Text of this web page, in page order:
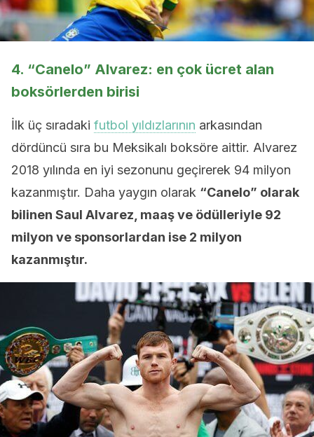
4. “Canelo” Alvarez: en çok ücret alan
boksörlerden birisi
İlk üç sıradaki futbol yıldızlarının arkasından
dördüncü sıra bu Meksikalı boksöre aittir. Alvarez
2018 yılında en iyi sezonunu geçirerek 94 milyon
kazanmıştır. Daha yaygın olarak “Canelo” olarak
bilinen Saul Alvarez, maaş ve ödülleriyle 92
milyon ve sponsorlardan ise 2 milyon
kazanmıştır.